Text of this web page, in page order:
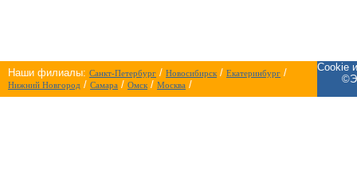
Наши филиалы: Санкт-Петербург / Новосибирск/ Екатеринбург /
Нижний Новгород / Самара / Омск/ Москва /
Cookie